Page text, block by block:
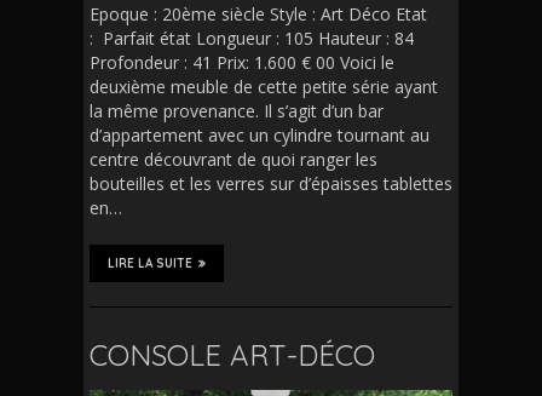
Epoque : 20ème siècle Style : Art Déco Etat
: Parfait état Longueur : 105 Hauteur : 84
Profondeur : 41 Prix: 1.600 € 00 Voici le
deuxième meuble de cette petite série ayant
la même provenance. Il s’agit d’un bar
d’appartement avec un cylindre tournant au
centre découvrant de quoi ranger les
bouteilles et les verres sur d’épaisses tablettes
en…
LIRE LA SUITE
CONSOLE ART-DÉCO